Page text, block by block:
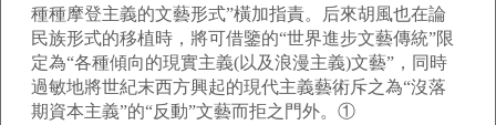
種種摩登主義的文藝形式”橫加指責。后來胡風也在論
民族形式的移植時，將可借鑒的“世界進步文藝傳統”限
定為“各種傾向的現實主義(以及浪漫主義)文藝”，同時
過敏地將世紀末西方興起的現代主義藝術斥之為“沒落
期資本主義”的“反動”文藝而拒之門外。①